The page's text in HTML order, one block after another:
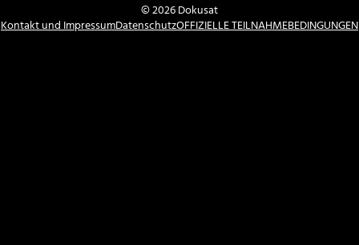
© 2026 Dokusat
Kontakt und ImpressumDatenschutzOFFIZIELLE TEILNAHMEBEDINGUNGEN